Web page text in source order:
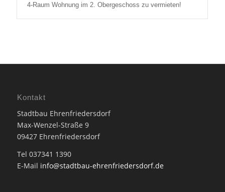
4-Raum Wohnung im 2. Obergeschoss zu vermieten!
Kontakt
Stadtbau Ehrenfriedersdorf
Max-Wenzel-Straße 9
09427 Ehrenfriedersdorf
Tel 037341 1390
E-Mail info@stadtbau-ehrenfriedersdorf.de